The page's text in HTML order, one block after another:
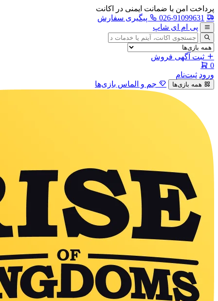
پرداخت امن با ضمانت ایمنی در اکانت
026-91099631
پیگیری سفارش
پی ام ای شاپ
جستجوی
آگهی
ثبت آگهی فروش
0
ورود ثبت‌نام
همه بازی‌ها جم و الماس بازی‌ها